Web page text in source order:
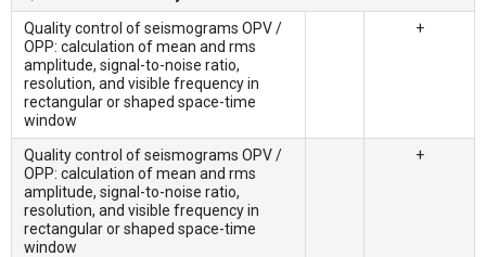
Quality control of seismograms OPV /
OPP: calculation of mean and rms
amplitude, signal-to-noise ratio,
resolution, and visible frequency in
rectangular or shaped space-time
window
+
Quality control of seismograms OPV /
OPP: calculation of mean and rms
amplitude, signal-to-noise ratio,
resolution, and visible frequency in
rectangular or shaped space-time
window
+